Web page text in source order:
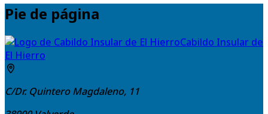
Pie de página
Cabildo Insular de
El Hierro
C/Dr. Quintero Magdaleno, 11